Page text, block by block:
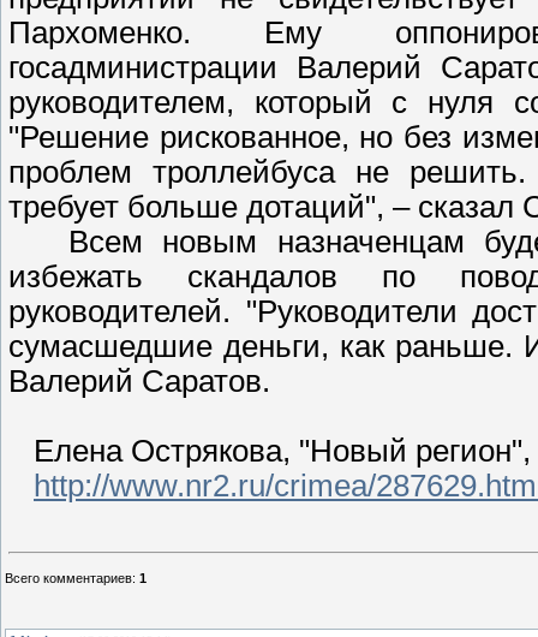
Пархоменко. Ему
госадминистрации Валерий
руководителем, который с нуля
"Решение рискованное, но без
проблем троллейбуса не решить.
требует больше дотаций", – сказал
Всем новым назначенцам
избежать скандалов по
руководителей. "Руководители
сумасшедшие деньги, как раньше.
Валерий Саратов.
Елена Острякова, "Новый регион",
http://www.nr2.ru/crimea/
Всего комментариев: 1